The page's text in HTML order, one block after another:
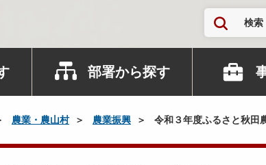
検索
部署から探す
農業・農山村 農業振興 令和３年度ふるさと秋